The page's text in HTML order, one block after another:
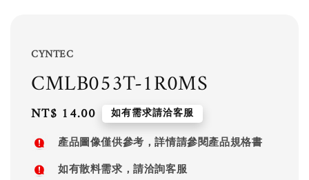
CYNTEC
CMLB053T-1R0MS
Regular
price
NT$ 14.00 如有需求請洽客服
產品圖像僅供參考，詳情請參閱產品規格書
如有散料需求，請洽詢客服